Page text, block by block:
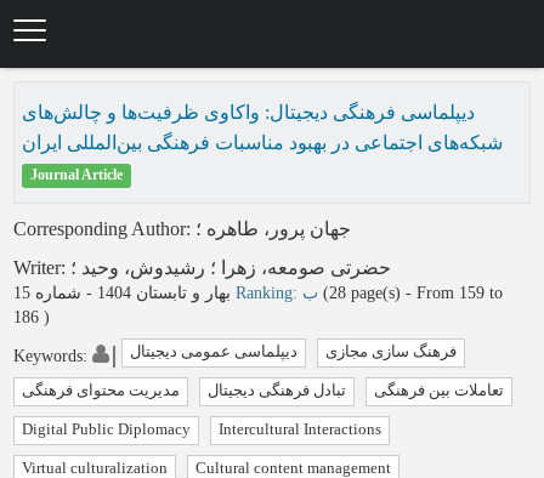
دیپلماسی فرهنگی دیجیتال: واکاوی ظرفیت‌ها و چالش‌های
شبکه‌های اجتماعی در بهبود مناسبات فرهنگی بین‌المللی ایران
Journal Article
Corresponding Author: جهان پرور، طاهره ؛
Writer: حضرتی صومعه، زهرا ؛ رشیدوش، وحید ؛
بهار و تابستان 1404 - شماره 15 Ranking: ب (‎28 page(s) - From 159 to
186 )
Keywords: دیپلماسی عمومی دیجیتال فرهنگ سازی مجازی
مدیریت محتوای فرهنگی تبادل فرهنگی دیجیتال تعاملات بین فرهنگی
Digital Public Diplomacy Intercultural Interactions
Virtual culturalization Cultural content management